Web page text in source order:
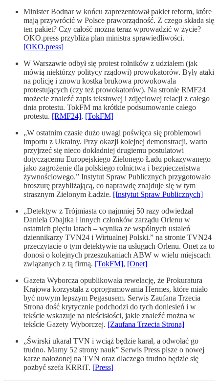
Minister Bodnar w końcu zaprezentował pakiet reform, które
mają przywrócić w Polsce praworządność. Z czego składa się
ten pakiet? Czy całość można teraz wprowadzić w życie?
OKO.press przybliża plan ministra sprawiedliwości.
[OKO.press]
W Warszawie odbył się protest rolników z udziałem (jak
mówią niektórzy politycy rządowi) prowokatorów. Były ataki
na policję i znowu kostka brukowa prowokowała
protestujących (czy też prowokatorów). Na stronie RMF24
możecie znaleźć zapis tekstowej i zdjęciowej relacji z całego
dnia protestu. TokFM ma krótkie podsumowanie całego
protestu. [RMF24], [TokFM]
„W ostatnim czasie dużo uwagi poświęca się problemowi
importu z Ukrainy. Przy okazji kolejnej demonstracji, warto
przyjrzeć się nieco dokładniej drugiemu postulatowi
dotyczącemu Europejskiego Zielonego Ładu pokazywanego
jako zagrożenie dla polskiego rolnictwa i bezpieczeństwa
żywnościowego.” Instytut Spraw Publicznych przygotowało
broszurę przybliżającą, co naprawdę znajduje się w tym
strasznym Zielonym Ładzie. [Instytut Spraw Publicznych]
„Detektyw z Trójmiasta co najmniej 50 razy odwiedzał
Daniela Obajtka i innych członków zarządu Orlenu w
ostatnich pięciu latach – wynika ze wspólnych ustaleń
dziennikarzy TVN24 i Wirtualnej Polski.” na stronie TVN24
przeczytacie o tym detektywie na usługach Orlenu. Onet za to
donosi o kolejnych przeszukaniach ABW w wielu miejscach
związanych z tą firmą. [TokFM], [Onet]
Gazeta Wyborcza opublikowała rewelację, że Prokuratura
Krajowa korzystała z oprogramowania Hermes, które miało
być nowym lepszym Pegasusem. Serwis Zaufana Trzecia
Strona dość krytycznie podchodzi do tych doniesień i w
tekście wskazuje na nieścisłości, jakie znaleźć można w
tekście Gazety Wyborczej. [Zaufana Trzecia Strona]
„Świrski ukarał TVN i wciąż będzie karał, a odwołać go
trudno. Mamy 52 strony nauk” Serwis Press pisze o nowej
karze nałożonej na TVN oraz dlaczego trudno będzie się
pozbyć szefa KRRiT. [Press]